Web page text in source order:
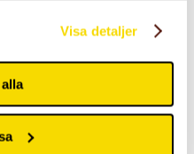
Visa detaljer
Hjullastare
Kampanjer
Reservdelar